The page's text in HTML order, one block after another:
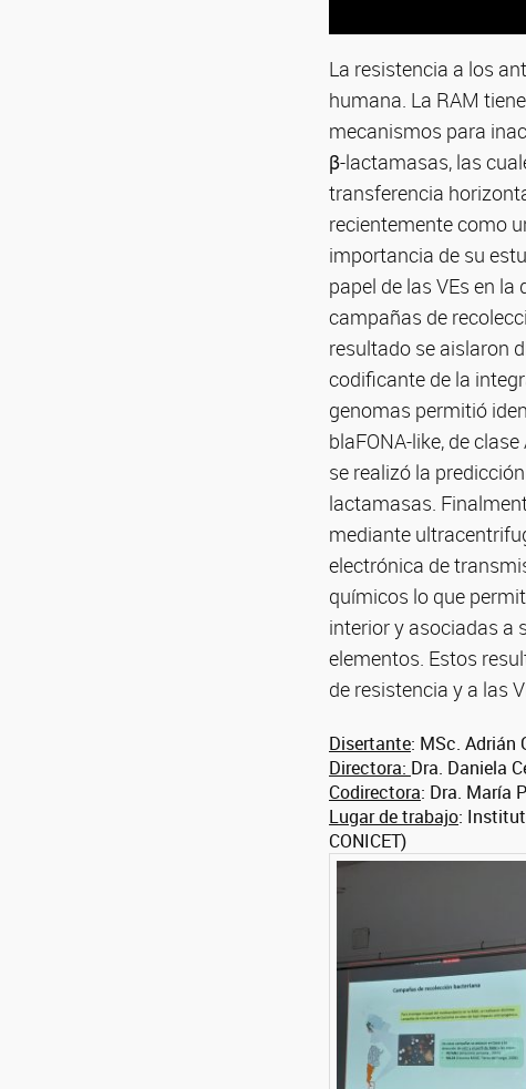
La resistencia a los
humana. La RAM
mecanismos para
β-lactamasas, las
transferencia
recientemente como
importancia de su
papel de las VEs en
campañas de
resultado se aislaron
codificante de la
genomas permitió
blaFONA-like, de
se realizó la
lactamasas.
mediante
electrónica de
químicos lo que
interior y asociadas a
elementos. Estos
de resistencia y a las
Disertante: MSc. Adrián
Directora: Dra. Daniela
Codirectora: Dra. María
Lugar de trabajo:
CONICET)